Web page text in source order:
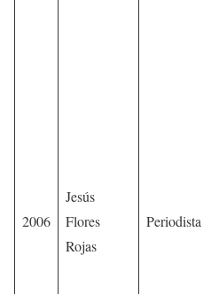
2006
Jesús
Flores
Rojas
Periodista